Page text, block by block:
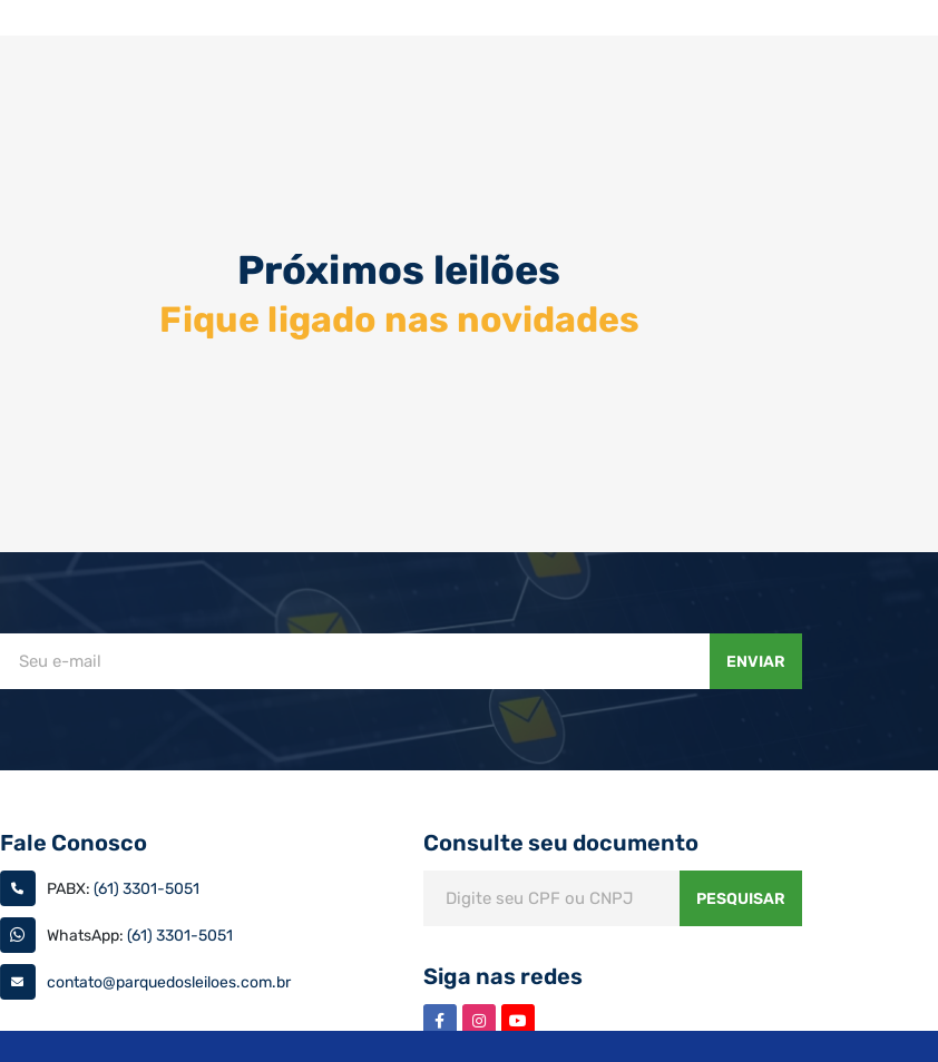
Próximos leilões
Fique ligado nas novidades
ENVIAR
Fale Conosco
PABX: (61) 3301-5051
WhatsApp: (61) 3301-5051
contato@parquedosleiloes.com.br
Consulte seu documento
PESQUISAR
Siga nas redes